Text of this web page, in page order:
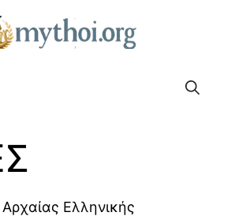
Αρχαίας Ελληνικής